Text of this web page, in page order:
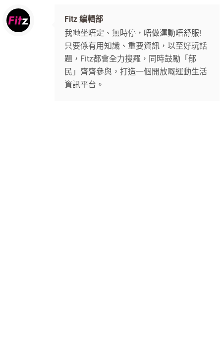
Fitz 編輯部
我哋坐唔定、無時停，唔做運動唔舒服!
只要係有用知識、重要資訊，以至好玩話
題，Fitz都會全力搜羅，同時鼓勵「郁
民」齊齊參與，打造一個開放嘅運動生活
資訊平台。